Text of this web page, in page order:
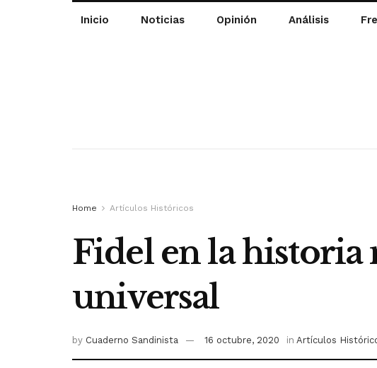
Inicio Noticias Opinión Análisis
Home Artículos Históricos
Fidel en la historia
universal
by Cuaderno Sandinista 16 octubre, 2020 in Artículos